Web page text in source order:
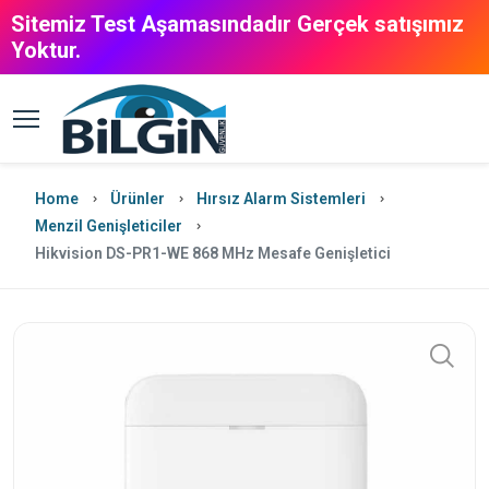
Sitemiz Test Aşamasındadır Gerçek satışımız
Yoktur.
Home Ürünler
Hırsız Alarm Sistemleri
Menzil Genişleticiler
Hikvision DS-PR1-WE 868 MHz Mesafe Genişletici